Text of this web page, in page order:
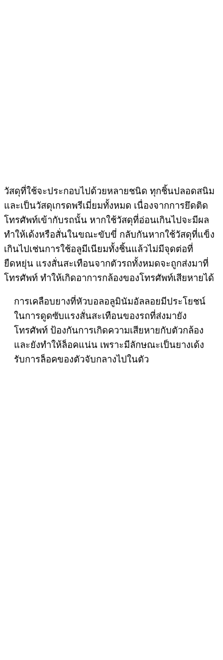
วัสดุที่ใช้จะประกอบไปด้วยหลายชนิด ทุกชิ้นปลอดสนิม
และเป็นวัสดุเกรดพรีเมี่ยมทั้งหมด เนื่องจากการยึดติด
โทรศัพท์เข้ากับรถนั้น หากใช้วัสดุที่อ่อนเกินไปจะมีผล
ทำให้เด้งหรือสั่นในขณะขับขี่ กลับกันหากใช้วัสดุที่แข็ง
เกินไปเช่นการใช้อลูมีเนียมทั้งชิ้นแล้วไม่มีจุดต่อที่
ยืดหยุ่น แรงสั่นสะเทือนจากตัวรถทั้งหมดจะถูกส่งมาที่
โทรศัพท์ ทำให้เกิดอาการกล้องของโทรศัพท์เสียหายได้
การเคลือบยางที่หัวบอลอลูมินัมอัลลอยมีประโยชน์
ในการดูดซับแรงสั่นสะเทือนของรถที่ส่งมายัง
โทรศัพท์ ป้องกันการเกิดความเสียหายกับตัวกล้อง
และยังทำให้ล็อคแน่น เพราะมีลักษณะเป็นยางเด้ง
รับการล็อคของตัวจับกลางไปในตัว